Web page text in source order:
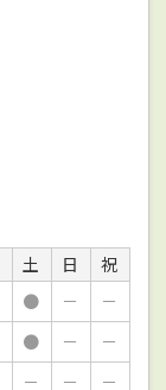
土 日
祝
● －
－
● －
－
－ － －